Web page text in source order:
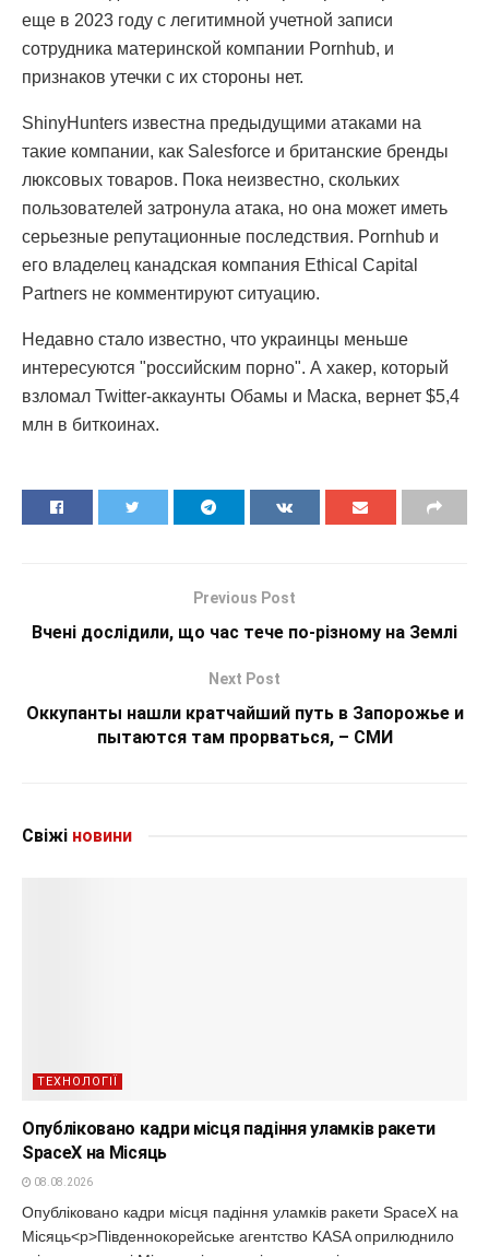
еще в 2023 году с легитимной учетной записи
сотрудника материнской компании Pornhub, и
признаков утечки с их стороны нет.
ShinyHunters известна предыдущими атаками на
такие компании, как Salesforce и британские бренды
люксовых товаров. Пока неизвестно, скольких
пользователей затронула атака, но она может иметь
серьезные репутационные последствия. Pornhub и
его владелец канадская компания Ethical Capital
Partners не комментируют ситуацию.
Недавно стало известно, что украинцы меньше
интересуются "российским порно". А хакер, который
взломал Twitter-аккаунты Обамы и Маска, вернет $5,4
млн в биткоинах.
Previous Post
Вчені дослідили, що час тече по-різному на Землі
Next Post
Оккупанты нашли кратчайший путь в Запорожье и
пытаются там прорваться, – СМИ
Свіжі новини
ТЕХНОЛОГІЇ
Опубліковано кадри місця падіння уламків ракети
SpaceX на Місяць
08.08.2026
Опубліковано кадри місця падіння уламків ракети SpaceX на
Місяць<p>Південнокорейське агентство KASA оприлюднило